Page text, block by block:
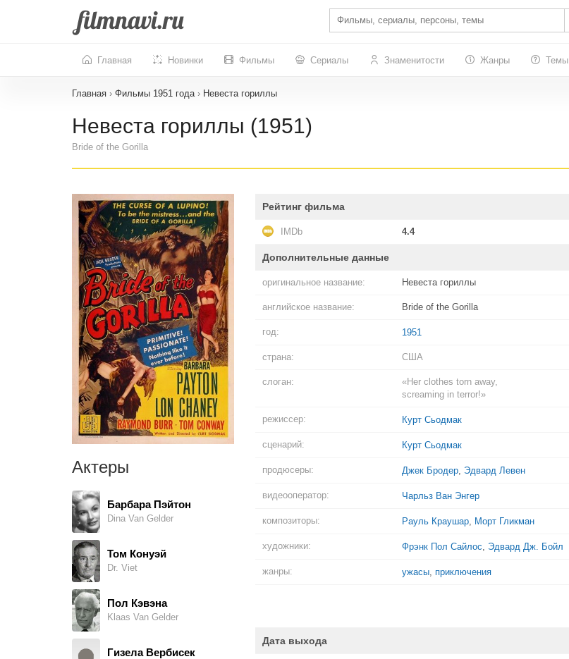
Главная Новинки Фильмы Сериалы Знаменитости Жанры Темы
Главная › Фильмы 1951 года › Невеста гориллы
Невеста гориллы (1951)
Bride of the Gorilla
Актеры
Барбара Пэйтон
Dina Van Gelder
Том Конуэй
Dr. Viet
Пол Кэвэна
Klaas Van Gelder
Гизела Вербисек
Рейтинг фильма
IMDb 4.4
Дополнительные данные
оригинальное название: Невеста гориллы
английское название: Bride of the Gorilla
год: 1951
страна: США
слоган:
«Her clothes torn away,
screaming in terror!»
режиссер: Курт Сьодмак
сценарий: Курт Сьодмак
продюсеры: Джек Бродер, Эдвард Левен
видеооператор: Чарльз Ван Энгер
композиторы: Рауль Краушар, Морт Гликман
художники: Фрэнк Пол Сайлос, Эдвард Дж. Бойл
жанры: ужасы, приключения
Дата выхода